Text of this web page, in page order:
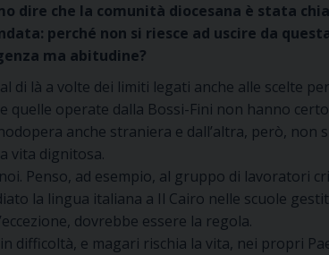
dire che la comunità diocesana è stata
perché non si riesce ad uscire da
ma abitudine?
là a volte dei limiti legati anche alle scelte
operate dalla Bossi-Fini non hanno
anche straniera e dall’altra, però,
vita dignitosa.
Penso, ad esempio, al gruppo di lavoratori
la lingua italiana a Il Cairo nelle scuole
dovrebbe essere la regola.
difficoltà, e magari rischia la vita, nei propri